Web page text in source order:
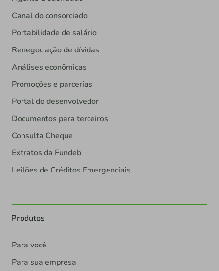
Canal do consorciado
Portabilidade de salário
Renegociação de dívidas
Análises econômicas
Promoções e parcerias
Portal do desenvolvedor
Documentos para terceiros
Consulta Cheque
Extratos da Fundeb
Leilões de Créditos Emergenciais
Produtos
Para você
Para sua empresa